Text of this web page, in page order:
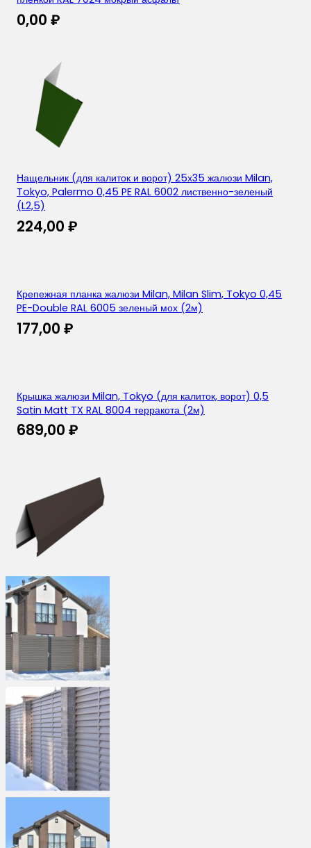
0,00 ₽
Нащельник (для калиток и ворот) 25х35 жалюзи Milan,
Tokyo, Palermo 0,45 PE RAL 6002 лиственно-зеленый
(L2,5)
224,00 ₽
Крепежная планка жалюзи Milan, Milan Slim, Tokyo 0,45
PE-Double RAL 6005 зеленый мох (2м)
177,00 ₽
Крышка жалюзи Milan, Tokyo (для калиток, ворот) 0,5
Satin Matt TX RAL 8004 терракота (2м)
689,00 ₽